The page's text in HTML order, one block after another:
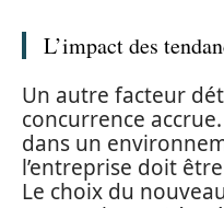
L’impact des
Un autre facteur
concurrence
dans un
l’entreprise doit
Le choix du